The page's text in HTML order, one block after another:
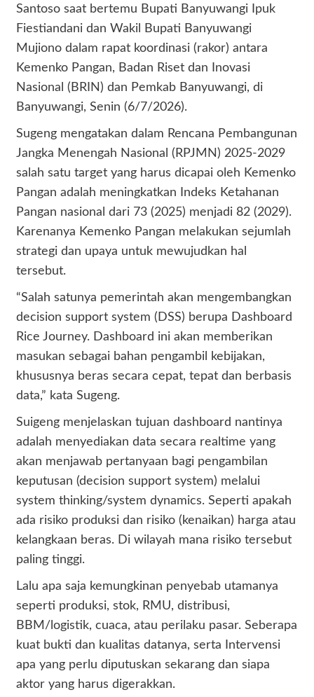
Santoso saat bertemu Bupati Banyuwangi Ipuk
Fiestiandani dan Wakil Bupati Banyuwangi
Mujiono dalam rapat koordinasi (rakor) antara
Kemenko Pangan, Badan Riset dan Inovasi
Nasional (BRIN) dan Pemkab Banyuwangi, di
Banyuwangi, Senin (6/7/2026).
Sugeng mengatakan dalam Rencana Pembangunan
Jangka Menengah Nasional (RPJMN) 2025-2029
salah satu target yang harus dicapai oleh Kemenko
Pangan adalah meningkatkan Indeks Ketahanan
Pangan nasional dari 73 (2025) menjadi 82 (2029).
Karenanya Kemenko Pangan melakukan sejumlah
strategi dan upaya untuk mewujudkan hal
tersebut.
“Salah satunya pemerintah akan mengembangkan
decision support system (DSS) berupa Dashboard
Rice Journey. Dashboard ini akan memberikan
masukan sebagai bahan pengambil kebijakan,
khususnya beras secara cepat, tepat dan berbasis
data,” kata Sugeng.
Suigeng menjelaskan tujuan dashboard nantinya
adalah menyediakan data secara realtime yang
akan menjawab pertanyaan bagi pengambilan
keputusan (decision support system) melalui
system thinking/system dynamics. Seperti apakah
ada risiko produksi dan risiko (kenaikan) harga atau
kelangkaan beras. Di wilayah mana risiko tersebut
paling tinggi.
Lalu apa saja kemungkinan penyebab utamanya
seperti produksi, stok, RMU, distribusi,
BBM/logistik, cuaca, atau perilaku pasar. Seberapa
kuat bukti dan kualitas datanya, serta Intervensi
apa yang perlu diputuskan sekarang dan siapa
aktor yang harus digerakkan.